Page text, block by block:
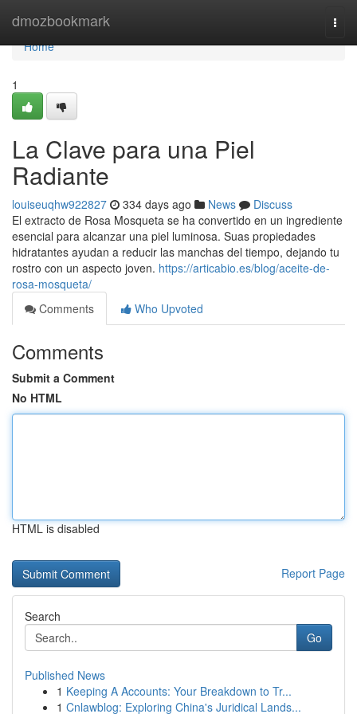
dmozbookmark
Home
Home
1
La Clave para una Piel
Radiante
louiseuqhw922827 334 days ago News
Discuss
El extracto de Rosa Mosqueta se ha convertido en un ingrediente
esencial para alcanzar una piel luminosa. Suas propiedades
hidratantes ayudan a reducir las manchas del tiempo, dejando tu
rostro con un aspecto joven. https://articabio.es/blog/aceite-de-
rosa-mosqueta/
Comments
Who Upvoted
Comments
Submit a Comment
No HTML
HTML is disabled
Report Page
Search
Go
Published News
1 Keeping A Accounts: Your Breakdown to Tr...
1 Cnlawblog: Exploring China's Juridical Lands...